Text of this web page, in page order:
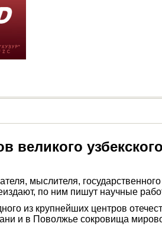
великого
мыслителя,
по ним пишут научные
из крупнейших центров
и в Поволжье сокровища